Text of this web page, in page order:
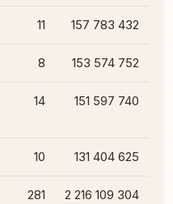
11 157 783 432
8 153 574 752
14 151 597 740
10 131 404 625
281 2 216 109 304